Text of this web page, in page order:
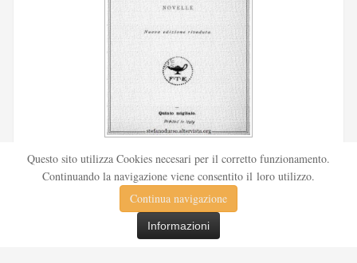
Pubblicata nel 1912 sul «Corriere della sera», la novella Tu
ridi fu successivamente inserita nella ...
Questo sito utilizza Cookies necesari per il corretto funzionamento.
Continuando la navigazione viene consentito il loro utilizzo.
Continua navigazione
Informazioni